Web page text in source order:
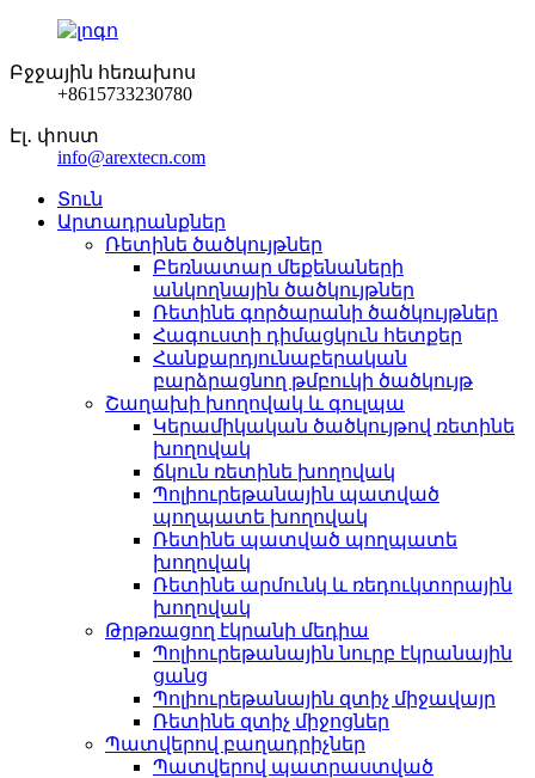
Բջջային հեռախոս
+8615733230780
Էլ․ փոստ
info@arextecn.com
Տուն
Արտադրանքներ
Ռետինե ծածկույթներ
Բեռնատար մեքենաների
անկողնային ծածկույթներ
Ռետինե գործարանի ծածկույթներ
Հագուստի դիմացկուն հետքեր
Հանքարդյունաբերական
բարձրացնող թմբուկի ծածկույթ
Շաղախի խողովակ և գուլպա
Կերամիկական ծածկույթով ռետինե
խողովակ
ճկուն ռետինե խողովակ
Պոլիուրեթանային պատված
պողպատե խողովակ
Ռետինե պատված պողպատե
խողովակ
Ռետինե արմունկ և ռեդուկտորային
խողովակ
Թրթռացող էկրանի մեդիա
Պոլիուրեթանային նուրբ էկրանային
ցանց
Պոլիուրեթանային զտիչ միջավայր
Ռետինե զտիչ միջոցներ
Պատվերով բաղադրիչներ
Պատվերով պատրաստված